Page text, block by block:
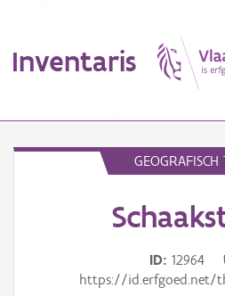
Inventaris
GEOGRAFISCH
ID 12964
https://id.erfgoed.net/